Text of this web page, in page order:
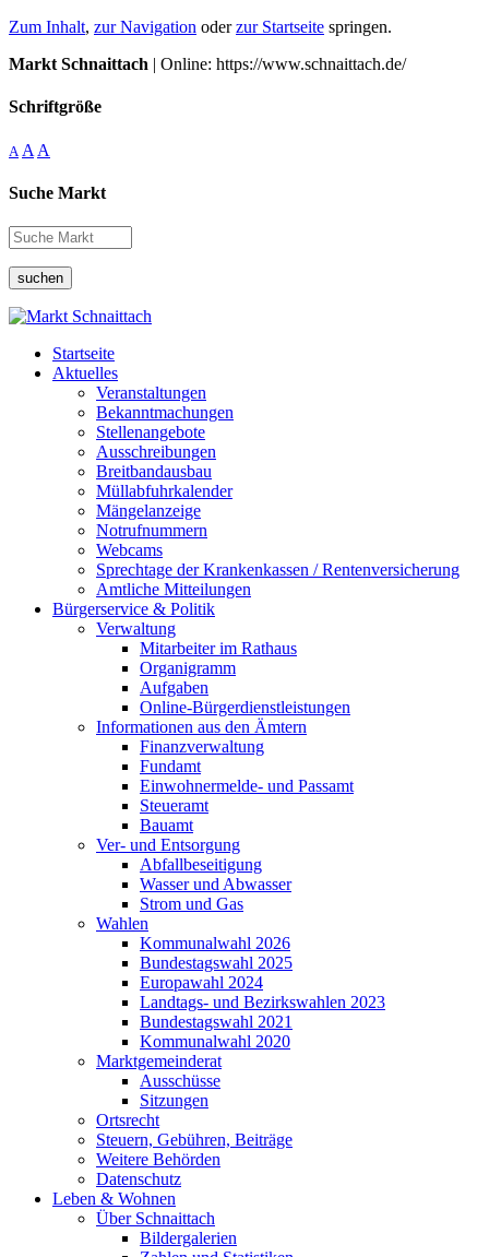
Zum Inhalt, zur Navigation oderzur Startseite springen.
Markt Schnaittach | Online: https://www.schnaittach.de/
Schriftgröße
A A A
Suche Markt
suchen
Startseite
Aktuelles
Veranstaltungen
Bekanntmachungen
Stellenangebote
Ausschreibungen
Breitbandausbau
Müllabfuhrkalender
Mängelanzeige
Notrufnummern
Webcams
Sprechtage der Krankenkassen / Rentenversicherung
Amtliche Mitteilungen
Bürgerservice & Politik
Verwaltung
Mitarbeiter im Rathaus
Organigramm
Aufgaben
Online-Bürgerdienstleistungen
Informationen aus den Ämtern
Finanzverwaltung
Fundamt
Einwohnermelde- und Passamt
Steueramt
Bauamt
Ver- und Entsorgung
Abfallbeseitigung
Wasser und Abwasser
Strom und Gas
Wahlen
Kommunalwahl 2026
Bundestagswahl 2025
Europawahl 2024
Landtags- und Bezirkswahlen 2023
Bundestagswahl 2021
Kommunalwahl 2020
Marktgemeinderat
Ausschüsse
Sitzungen
Ortsrecht
Steuern, Gebühren, Beiträge
Weitere Behörden
Datenschutz
Leben & Wohnen
Über Schnaittach
Bildergalerien